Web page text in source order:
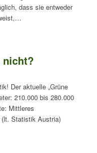
dass sie entweder
nicht?
Der aktuelle „Grüne
210.000 bis 280.000
Mittleres
Statistik Austria)